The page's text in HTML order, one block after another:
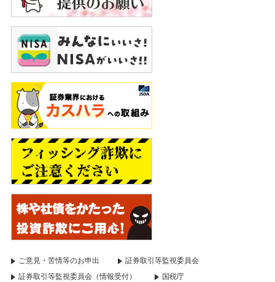
ご意見・苦情等のお申出
証券取引等監視委員会
証券取引等監視委員会（情報受付）
国税庁